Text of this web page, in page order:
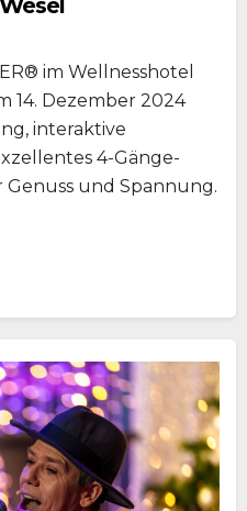
im Wellnesshotel
14. Dezember 2024
interaktive
4-Gänge-
Genuss und Spannung.